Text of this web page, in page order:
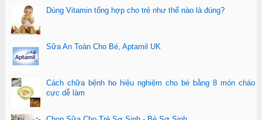
Dùng Vitamin tổng hợp cho trẻ như thế nào là đúng?
Sữa An Toàn Cho Bé, Aptamil UK
Cách chữa bệnh ho hiệu nghiệm cho bé bằng 8 món cháo
cực dễ làm